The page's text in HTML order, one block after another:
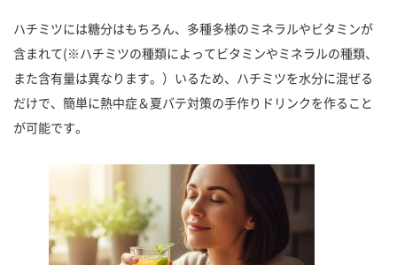
ハチミツには糖分はもちろん、多種多様のミネラルやビタミンが
含まれて(※ハチミツの種類によってビタミンやミネラルの種類、
また含有量は異なります。）いるため、ハチミツを水分に混ぜる
だけで、簡単に熱中症＆夏バテ対策の手作りドリンクを作ること
が可能です。